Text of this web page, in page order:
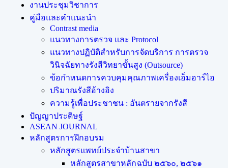
งานประชุมวิชาการ
คู่มือและคำแนะนำ
Contrast media
แนวทางการตรวจ และ Protocol
แนวทางปฏิบัติสำหรับการจัดบริการ การตรวจ
วินิจฉัยทางรังสีวิทยาขั้นสูง (Outsource)
ข้อกำหนดการควบคุมคุณภาพเครื่องเอ็มอาร์ไอ
ปริมาณรังสีอ้างอิง
ความรู้เพื่อประชาชน : อันตรายจากรังสี
ปัญญาประดิษฐ์
ASEAN JOURNAL
หลักสูตรการฝึกอบรม
หลักสูตรแพทย์ประจำบ้านสาขา
หลักสูตรสาขาหลักฉบับ ๒๕๖๐, ๒๕๖๑